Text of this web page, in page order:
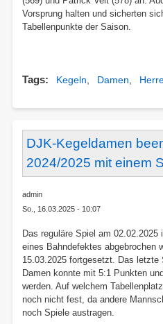
Vorsprung halten und sicherten
Tabellenpunkte der Saison.
Tags Kegeln Damen
DJK-Kegeldamen
2024/2025 mit einem
admin
So., 16.03.2025 - 10:07
Das reguläre Spiel am
eines Bahndefektes abgebrochen
15.03.2025 fortgesetzt. Das
Damen konnte mit 5:1 Punkten
werden. Auf welchem
noch nicht fest, da andere
noch Spiele austragen.